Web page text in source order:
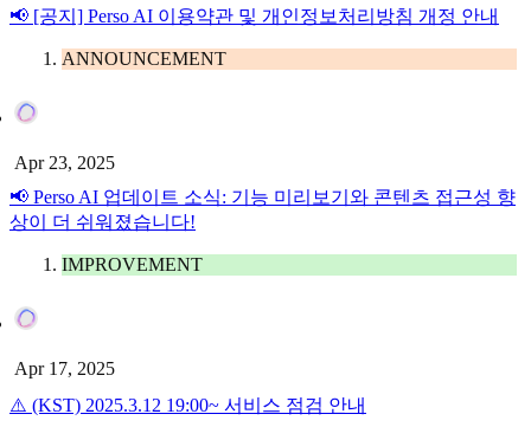
📢 [공지] Perso AI 이용약관 및 개인정보처리방침 개정 안내
ANNOUNCEMENT
Apr 23, 2025
📢 Perso AI 업데이트 소식: 기능 미리보기와 콘텐츠 접근성 향
상이 더 쉬워졌습니다!
IMPROVEMENT
Apr 17, 2025
⚠️ (KST) 2025.3.12 19:00~ 서비스 점검 안내